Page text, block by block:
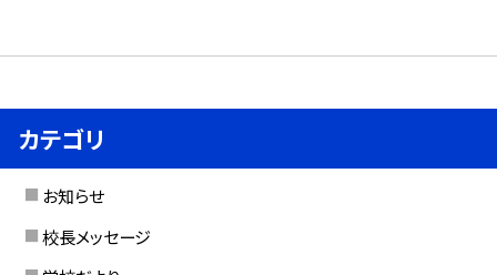
カテゴリ
お知らせ
校長メッセージ